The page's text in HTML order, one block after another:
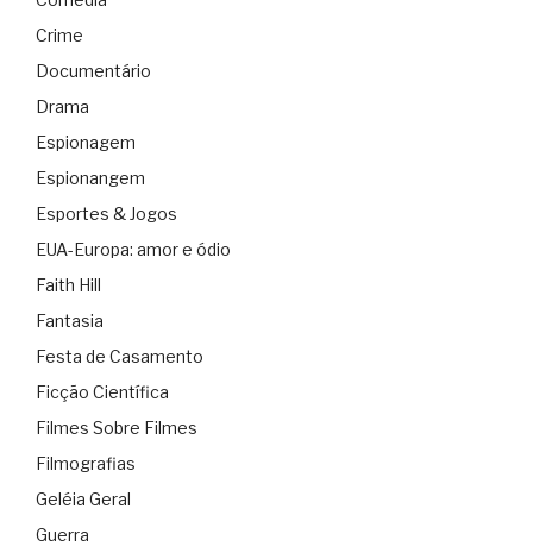
Crime
Documentário
Drama
Espionagem
Espionangem
Esportes & Jogos
EUA-Europa: amor e ódio
Faith Hill
Fantasia
Festa de Casamento
Ficção Científica
Filmes Sobre Filmes
Filmografias
Geléia Geral
Guerra